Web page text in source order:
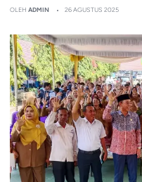
OLEH ADMIN 26 AGUSTUS 2025